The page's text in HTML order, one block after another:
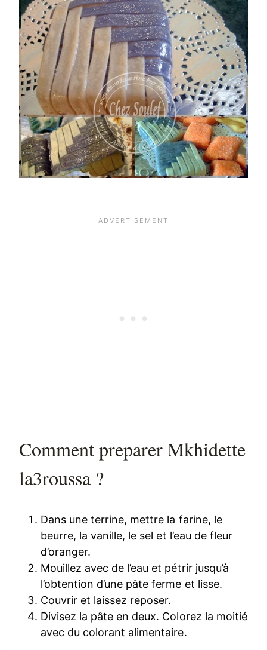
Comment preparer Mkhidette
la3roussa ?
Dans une terrine, mettre la farine, le
beurre, la vanille, le sel et l’eau de fleur
d’oranger.
Mouillez avec de l’eau et pétrir jusqu’à
l’obtention d’une pâte ferme et lisse.
Couvrir et laissez reposer.
Divisez la pâte en deux. Colorez la moitié
avec du colorant alimentaire.